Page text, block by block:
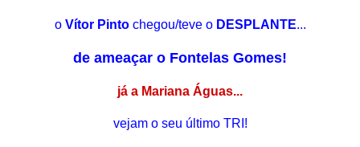
o Vítor Pintochegou/teve o DESPLANTE...
de ameaçar o Fontelas Gomes!
já a Mariana Águas...
vejam o seu último TRI!